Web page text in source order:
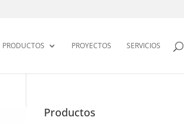
PRODUCTOS PROYECTOS SERVICIOS
Productos